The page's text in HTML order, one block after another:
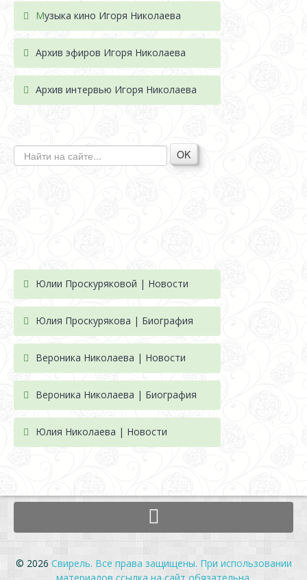
Музыка кино Игоря Николаева
Архив эфиров Игоря Николаева
Архив интервью Игоря Николаева
OK
Юлии Проскуряковой | Новости
Юлия Проскурякова | Биография
Вероника Николаева | Новости
Вероника Николаева | Биография
Юлия Николаева | Новости
© 2026 Свирель. Все права защищены. При использовании